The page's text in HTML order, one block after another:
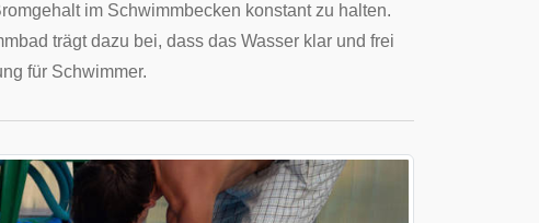
im Schwimmbecken konstant zu halten.
trägt dazu bei, dass das Wasser klar und frei
für Schwimmer.